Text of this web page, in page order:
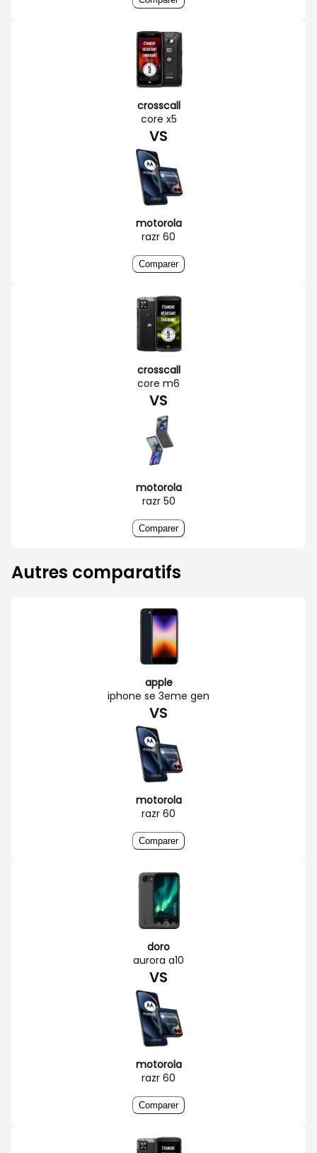
crosscall
core x5
VS
motorola
razr 60
Comparer
crosscall
core m6
VS
motorola
razr 50
Comparer
Autres comparatifs
apple
iphone se 3eme gen
VS
motorola
razr 60
Comparer
doro
aurora a10
VS
motorola
razr 60
Comparer